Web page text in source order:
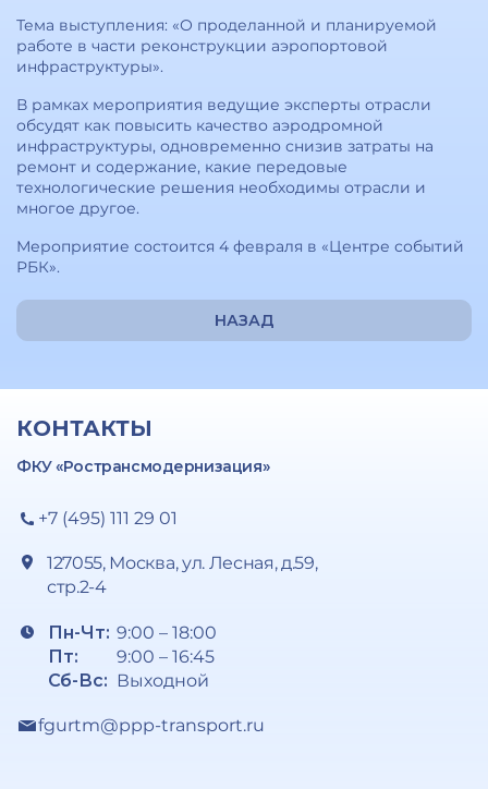
Тема выступления: «О проделанной и планируемой
работе в части реконструкции аэропортовой
инфраструктуры».
В рамках мероприятия ведущие эксперты отрасли
обсудят как повысить качество аэродромной
инфраструктуры, одновременно снизив затраты на
ремонт и содержание, какие передовые
технологические решения необходимы отрасли и
многое другое.
Мероприятие состоится 4 февраля в «Центре событий
РБК».
НАЗАД
КОНТАКТЫ
ФКУ «Ространсмодернизация»
+7 (495) 111 29 01
127055, Москва, ул. Лесная, д.59,
стр.2-4
Пн-Чт:
Пт:
Сб-Вс:
9:00 – 18:00
9:00 – 16:45
Выходной
fgurtm@ppp-transport.ru